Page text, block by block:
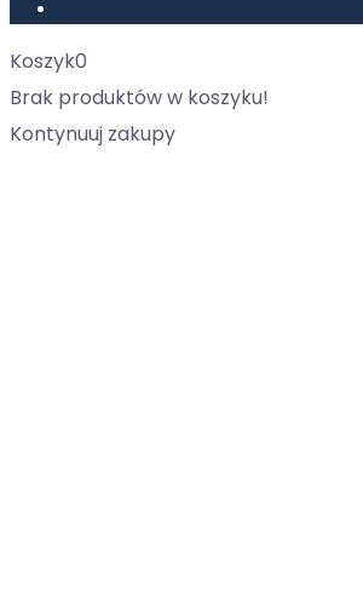
Koszyk0
Brak produktów w koszyku!
Kontynuuj zakupy